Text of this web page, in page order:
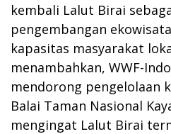
kembali Lalut Birai
pengembangan
kapasitas masyarakat
menambahkan, WWF-
mendorong pengelolaan
Balai Taman Nasional
mengingat Lalut Birai